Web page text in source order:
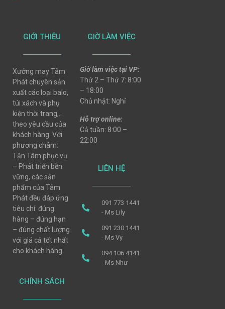
GIỚI THIỆU
Xưởng may Tâm
Phát chuyên sản
xuất các loại balo,
túi xách và phụ
kiện thời trang,..
theo yêu cầu của
khách hàng. Với
phương châm:
Tận Tâm phục vụ
– Phát triển bền
vững, các sản
phẩm của Tâm
Phát đều đáp ứng
tiêu chí: đúng
hàng – đúng hạn
– đúng chất lượng
với giá cả tốt nhất
cho khách hàng.
CHÍNH SÁCH
GIỜ LÀM VIỆC
Giờ làm việc tại VP:
Thứ 2 – Thứ 7: 8:00
– 18:00
Chủ nhật: Nghỉ
Hỗ trợ online:
Cả tuần: 8:00 –
22:00
LIÊN HỆ
091 773 1441
- Ms Lily
091 230 1441
- Ms Vy
094 106 4141
- Ms Như